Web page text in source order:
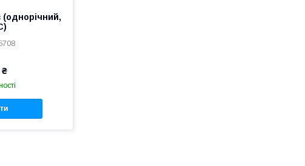
(однорічний,
₴